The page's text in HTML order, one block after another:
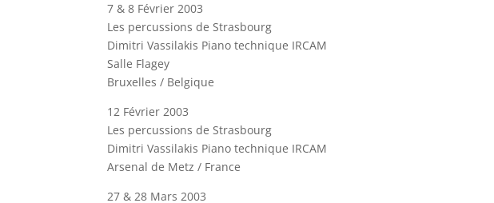
7 & 8 Février 2003
Les percussions de Strasbourg
Dimitri Vassilakis Piano technique IRCAM
Salle Flagey
Bruxelles / Belgique
12 Février 2003
Les percussions de Strasbourg
Dimitri Vassilakis Piano technique IRCAM
Arsenal de Metz / France
27 & 28 Mars 2003